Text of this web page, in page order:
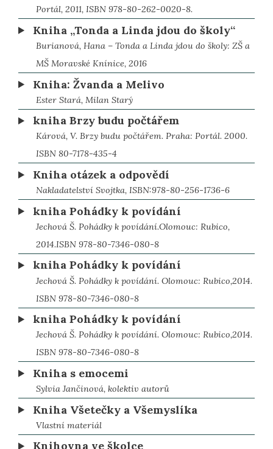
Portál, 2011, ISBN 978-80-262-0020-8.
Kniha „Tonda a Linda jdou do školy“
Burianová, Hana – Tonda a Linda jdou do školy: ZŠ a
MŠ Moravské Knínice, 2016
Kniha: Žvanda a Melivo
Ester Stará, Milan Starý
kniha Brzy budu počtářem
Kárová, V. Brzy budu počtářem. Praha: Portál. 2000.
ISBN 80-7178-435-4
Kniha otázek a odpovědí
Nakladatelství Svojtka, ISBN:978-80-256-1736-6
kniha Pohádky k povídání
Jechová Š. Pohádky k povídání.Olomouc: Rubico,
2014.ISBN 978-80-7346-080-8
kniha Pohádky k povídání
Jechová Š. Pohádky k povídání. Olomouc: Rubico,2014.
ISBN 978-80-7346-080-8
kniha Pohádky k povídání
Jechová Š. Pohádky k povídání. Olomouc: Rubico,2014.
ISBN 978-80-7346-080-8
Kniha s emocemi
Sylvia Jančinová, kolektiv autorů
Kniha Všetečky a Všemyslíka
Vlastní materiál
Knihovna ve školce